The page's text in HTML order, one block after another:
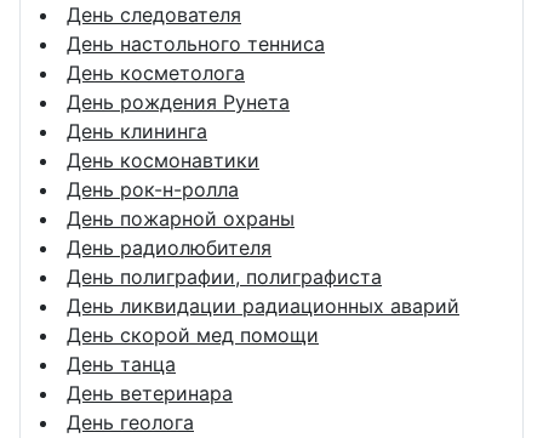
День следователя
День настольного тенниса
День косметолога
День рождения Рунета
День клининга
День космонавтики
День рок-н-ролла
День пожарной охраны
День радиолюбителя
День полиграфии, полиграфиста
День ликвидации радиационных аварий
День скорой мед помощи
День танца
День ветеринара
День геолога